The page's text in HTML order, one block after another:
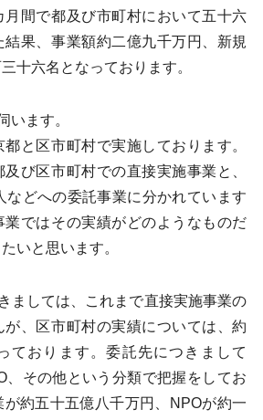
月間で都及び市町村において五十六
果、事業額約二億九千万円、新規
十六名となっております。
ます。
と区市町村で実施しております。
び区市町村での直接実施事業と、
などへの委託事業に分かれています
業ではその実績がどのようなものだ
いと思います。
しては、これまで直接実施事業の
、区市町村の実績については、約
ております。委託先につきまして
、その他という分類で把握をしてお
が約五十五億八千万円、NPOが約一